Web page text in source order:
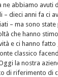
ne abbiamo avuti
– dieci anni fa ci
– ma sono
che hanno
e ci hanno
classico
la nostra
di riferimento di